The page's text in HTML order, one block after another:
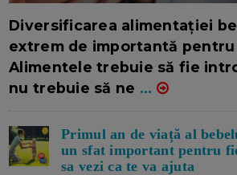
Diversificarea alimentației
extrem de importantă pentru
Alimentele trebuie să fie
nu trebuie să ne ...
Primul an de viață al
un sfat important pentru
sa vezi ca te va ajuta